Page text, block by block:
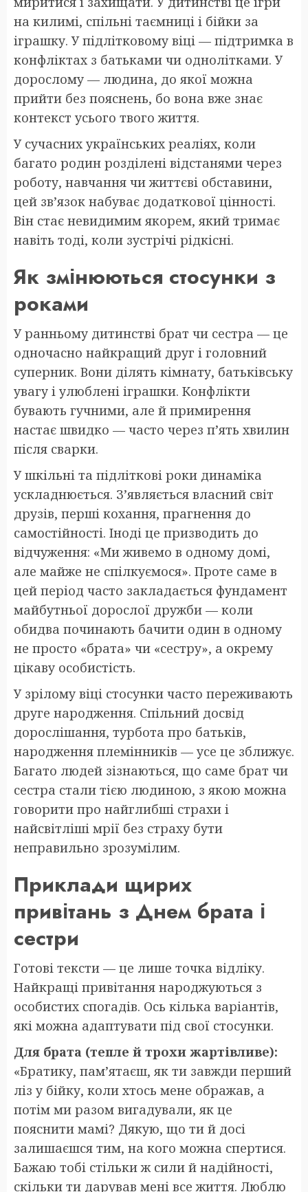
на килимі, спільні таємниці і бійки за
іграшку. У підлітковому віці — підтримка в
конфліктах з батьками чи однолітками. У
дорослому — людина, до якої можна
прийти без пояснень, бо вона вже знає
контекст усього твого життя.
У сучасних українських реаліях, коли
багато родин розділені відстанями через
роботу, навчання чи життєві обставини,
цей зв’язок набуває додаткової цінності.
Він стає невидимим якорем, який тримає
навіть тоді, коли зустрічі рідкісні.
Як змінюються стосунки з
роками
У ранньому дитинстві брат чи сестра — це
одночасно найкращий друг і головний
суперник. Вони ділять кімнату, батьківську
увагу і улюблені іграшки. Конфлікти
бувають гучними, але й примирення
настає швидко — часто через п’ять хвилин
після сварки.
У шкільні та підліткові роки динаміка
ускладнюється. З’являється власний світ
друзів, перші кохання, прагнення до
самостійності. Іноді це призводить до
відчуження: «Ми живемо в одному домі,
але майже не спілкуємося». Проте саме в
цей період часто закладається фундамент
майбутньої дорослої дружби — коли
обидва починають бачити один в одному
не просто «брата» чи «сестру», а окрему
цікаву особистість.
У зрілому віці стосунки часто переживають
друге народження. Спільний досвід
дорослішання, турбота про батьків,
народження племінників — усе це зближує.
Багато людей зізнаються, що саме брат чи
сестра стали тією людиною, з якою можна
говорити про найглибші страхи і
найсвітліші мрії без страху бути
неправильно зрозумілим.
Приклади щирих
привітань з Днем брата і
сестри
Готові тексти — це лише точка відліку.
Найкращі привітання народжуються з
особистих спогадів. Ось кілька варіантів,
які можна адаптувати під свої стосунки.
Для брата (тепле й трохи жартівливе):
«Братику, пам’ятаєш, як ти завжди перший
ліз у бійку, коли хтось мене ображав, а
потім ми разом вигадували, як це
пояснити мамі? Дякую, що ти й досі
залишаєшся тим, на кого можна спертися.
Бажаю тобі стільки ж сили й надійності,
скільки ти дарував мені все життя. Люблю